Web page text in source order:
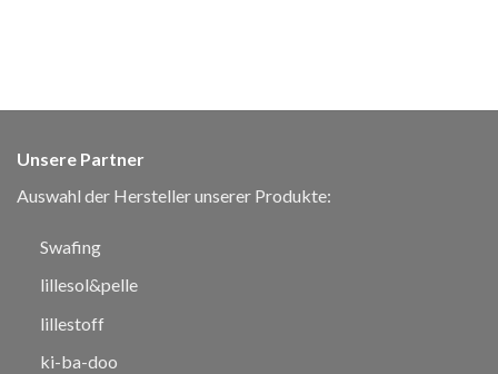
Unsere Partner
Auswahl der Hersteller unserer Produkte:
Swafing
lillesol&pelle
lillestoff
ki-ba-doo